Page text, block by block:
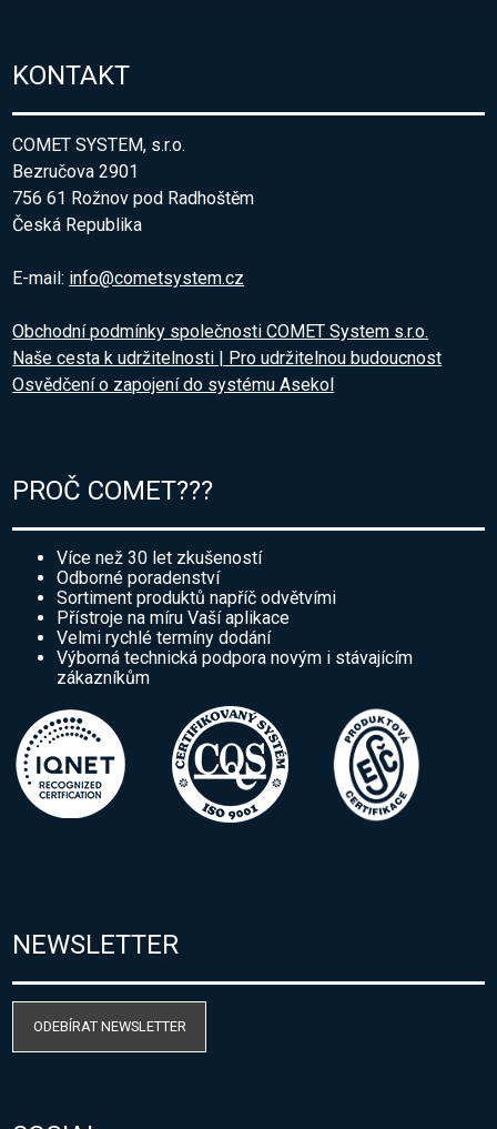
KONTAKT
COMET SYSTEM, s.r.o.
Bezručova 2901
756 61 Rožnov pod Radhoštěm
Česká Republika
E-mail: info@cometsystem.cz
Obchodní podmínky společnosti COMET System s.r.o.
Naše cesta k udržitelnosti | Pro udržitelnou budoucnost
Osvědčení o zapojení do systému Asekol
PROČ COMET???
Více než 30 let zkušeností
Odborné poradenství
Sortiment produktů napříč odvětvími
Přístroje na míru Vaší aplikace
Velmi rychlé termíny dodání
Výborná technická podpora novým i stávajícím
zákazníkům
NEWSLETTER
ODEBÍRAT NEWSLETTER